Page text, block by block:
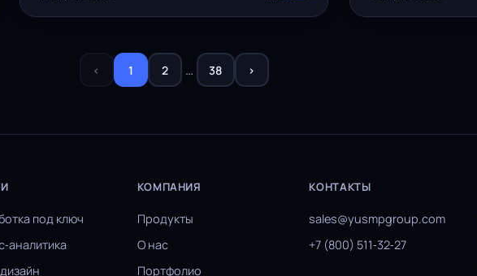
‹ 1 2 … 38 ›
под ключ
КОМПАНИЯ
Продукты
О нас
Портфолио
КОНТАКТЫ
sales@yusmpgroup.com
+7 (800) 511‑32‑27